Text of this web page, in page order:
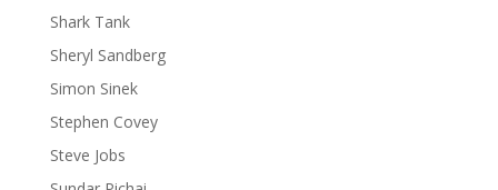
Shark Tank
Sheryl Sandberg
Simon Sinek
Stephen Covey
Steve Jobs